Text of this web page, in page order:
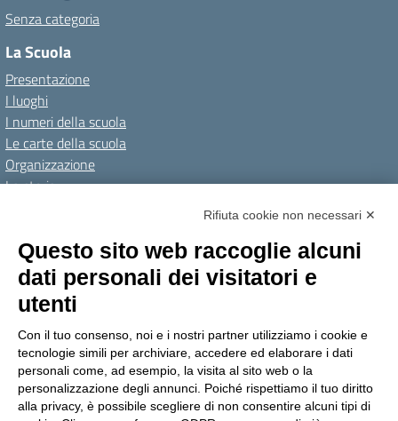
Senza categoria
La Scuola
Presentazione
I luoghi
I numeri della scuola
Le carte della scuola
Organizzazione
La storia
Personale scolastico
Famiglie e studenti
Percorsi di studio
Offerta formativa
I progetti delle classi
Novità
Rifiuta cookie non necessari ✕
Questo sito web raccoglie alcuni
dati personali dei visitatori e
utenti
Con il tuo consenso, noi e i nostri partner utilizziamo i cookie e
tecnologie simili per archiviare, accedere ed elaborare i dati
personali come, ad esempio, la visita al sito web o la
personalizzazione degli annunci. Poiché rispettiamo il tuo diritto
alla privacy, è possibile scegliere di non consentire alcuni tipi di